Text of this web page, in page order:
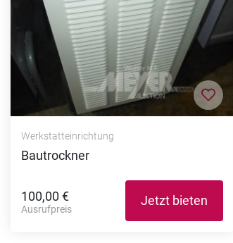
Zur
Werkstatteinrichtung
Bautrockner
100,00 €
Ausrufpreis
Jetzt bieten